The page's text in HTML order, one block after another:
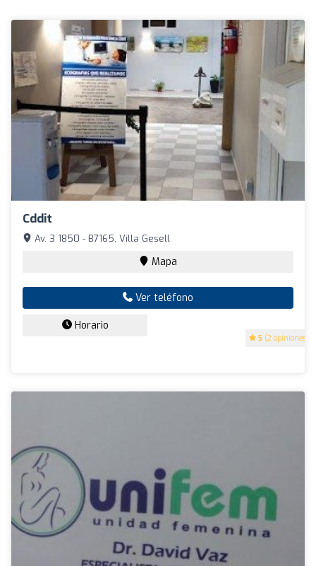
Cddit
5 (2 opiniones)
Av. 3 1850 - B7165, Villa Gesell
Mapa
Ver teléfono
Horario